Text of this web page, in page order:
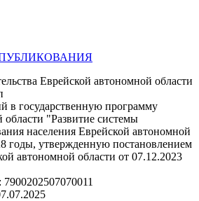
Еврейской автономной области
в государственную программу
"Развитие системы
населения Еврейской автономной
годы, утвержденную постановлением
автономной области от 07.12.2023
7900202507070011